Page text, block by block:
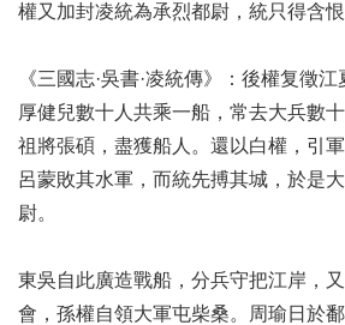
權又加封凌統為承烈都尉，統只得含恨
《三國志·吳書·凌統傳》：後權复徵
厚健兒數十人共乘一船，常去大兵數
祖將張碩，盡獲船人。還以白權，引
呂蒙敗其水軍，而統先搏其城，於是
尉。
東吳自此廣造戰船，分兵守把江岸，
會，孫權自領大軍屯柴桑。周瑜日於